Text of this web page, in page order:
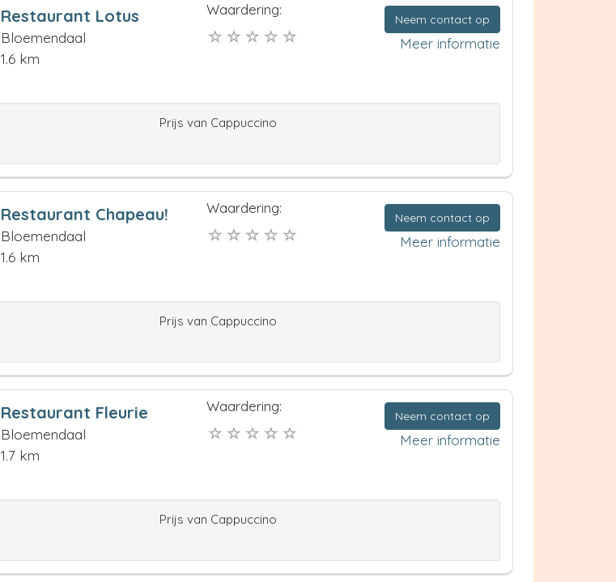
Restaurant Lotus
Bloemendaal
1.6 km
Waardering:
Neem contact op
Meer informatie
Prijs van Cappuccino
Restaurant Chapeau!
Bloemendaal
1.6 km
Waardering:
Neem contact op
Meer informatie
Prijs van Cappuccino
Restaurant Fleurie
Bloemendaal
1.7 km
Waardering:
Neem contact op
Meer informatie
Prijs van Cappuccino